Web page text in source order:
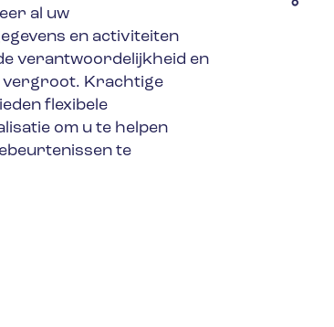
al uw
en activiteiten
verantwoordelijkheid en
Krachtige
flexibele
om u te helpen
te